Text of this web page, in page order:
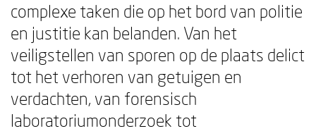
complexe taken die op het bord van politie
en justitie kan belanden. Van het
veiligstellen van sporen op de plaats delict
tot het verhoren van getuigen en
verdachten, van forensisch
laboratoriumonderzoek tot